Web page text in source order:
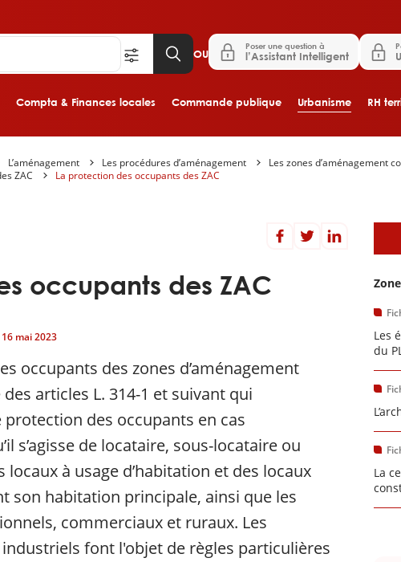
Aller au contenu principal
Compta & Finances locales Commande publique Urbanisme RH
OU
Poser une question à
l’Assistant Intelligent
L’aménagement Les procédures d’aménagement
Les zones d’aménagement
ZAC
La protection des occupants des ZAC
occupants des ZAC
16 mai 2023
occupants des zones d’aménagement
articles L. 314-1 et suivant qui
des occupants en cas
s’agisse de locataire, sous-locataire ou
à usage d’habitation et des locaux
son habitation principale, ainsi que les
commerciaux et ruraux. Les
font l'objet de règles particulières
Les
du
La